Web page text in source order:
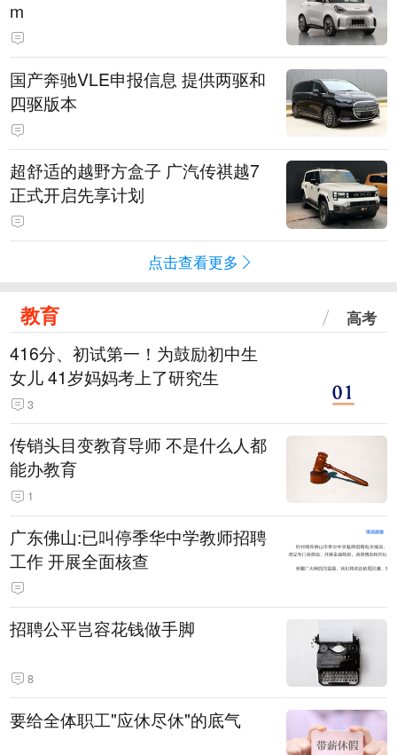
m
国产奔驰VLE申报信息 提供两驱和
四驱版本
超舒适的越野方盒子 广汽传祺越7
正式开启先享计划
点击查看更多
教育 高考
416分、初试第一！为鼓励初中生
女儿 41岁妈妈考上了研究生
3
传销头目变教育导师 不是什么人都
能办教育
1
广东佛山:已叫停季华中学教师招聘
工作 开展全面核查
招聘公平岂容花钱做手脚
8
要给全体职工"应休尽休"的底气